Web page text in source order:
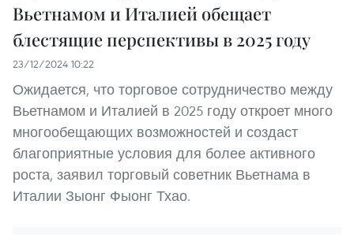
Вьетнамом и Италией обещает
блестящие перспективы в 2025 году
23/12/2024 10:22
Ожидается, что торговое сотрудничество между
Вьетнамом и Италией в 2025 году откроет много
многообещающих возможностей и создаст
благоприятные условия для более активного
роста, заявил торговый советник Вьетнама в
Италии Зыонг Фыонг Тхао.